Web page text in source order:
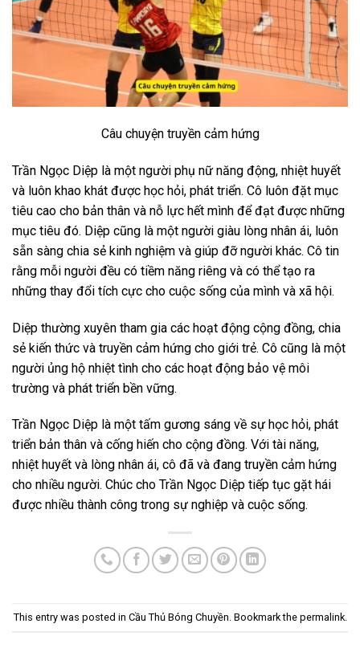
Câu chuyện truyền cảm hứng
Trần Ngọc Diệp là một người phụ nữ năng động, nhiệt huyết
và luôn khao khát được học hỏi, phát triển. Cô luôn đặt mục
tiêu cao cho bản thân và nỗ lực hết mình để đạt được những
mục tiêu đó. Diệp cũng là một người giàu lòng nhân ái, luôn
sẵn sàng chia sẻ kinh nghiệm và giúp đỡ người khác. Cô tin
rằng mỗi người đều có tiềm năng riêng và có thể tạo ra
những thay đổi tích cực cho cuộc sống của mình và xã hội.
Diệp thường xuyên tham gia các hoạt động cộng đồng, chia
sẻ kiến thức và truyền cảm hứng cho giới trẻ. Cô cũng là một
người ủng hộ nhiệt tình cho các hoạt động bảo vệ môi
trường và phát triển bền vững.
Trần Ngọc Diệp là một tấm gương sáng về sự học hỏi, phát
triển bản thân và cống hiến cho cộng đồng. Với tài năng,
nhiệt huyết và lòng nhân ái, cô đã và đang truyền cảm hứng
cho nhiều người. Chúc cho Trần Ngọc Diệp tiếp tục gặt hái
được nhiều thành công trong sự nghiệp và cuộc sống.
This entry was posted in Cầu Thủ Bóng Chuyền . Bookmark the permalink.